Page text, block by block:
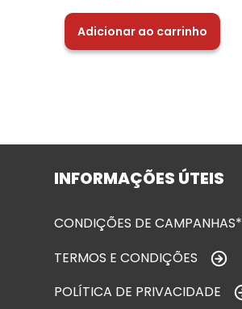
Adicionar ao carrinho
INFORMAÇÕES ÚTEIS
CONDIÇÕES DE CAMPANHAS*
TERMOS E CONDIÇÕES
POLÍTICA DE PRIVACIDADE